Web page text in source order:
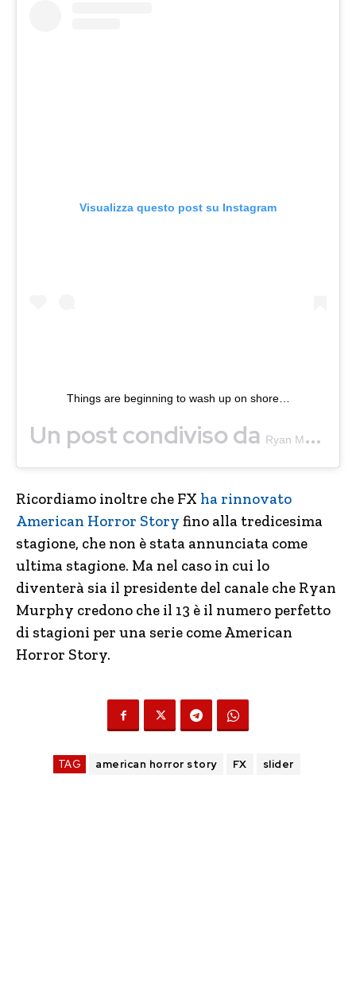
Visualizza questo post su Instagram
Things are beginning to wash up on shore…
Un post condiviso da Ryan Murphy
Ricordiamo inoltre che FX ha rinnovato
American Horror Story fino alla tredicesima
stagione, che non è stata annunciata come
ultima stagione. Ma nel caso in cui lo
diventerà sia il presidente del canale che Ryan
Murphy credono che il 13 è il numero perfetto
di stagioni per una serie come American
Horror Story.
TAG american horror story FX slider